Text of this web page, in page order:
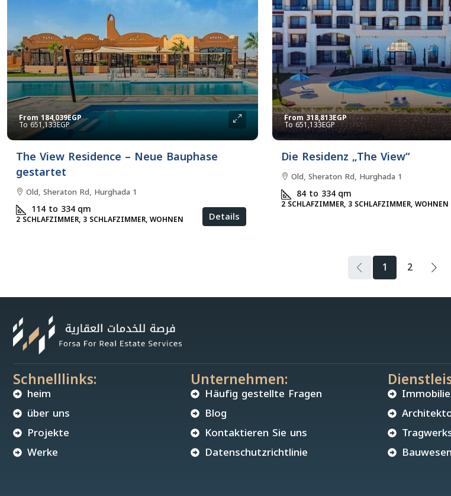
From184,039EGP
651,133EGP
The View Residence – Neue Bauphase
gestartet
Old, Sheraton Rd, Hurghada 1
114 to 334qm
2 SCHLAFZIMMER, 3 SCHLAFZIMMER, WOHNEN Details
From318,813EGP
651,133EGP
Die Residenz „The View“
Old, Sheraton Rd, Hurghada 1
84 to 334qm
2 SCHLAFZIMMER, 3 SCHLAFZIMMER, WOHNEN
1 2
Schnelllinks:
heim
über uns
Projekte
Werke
Unternehmen:
Häufig gestellte Fragen
Blog
Kontaktieren Sie uns
Datenschutzrichtlinie